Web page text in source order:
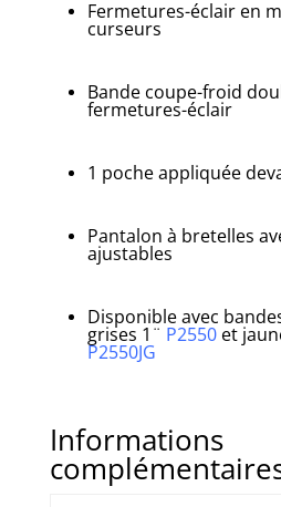
Fermetures-éclair en
curseurs
Bande coupe-froid
fermetures-éclair
1 poche appliquée
Pantalon à bretelles
ajustables
Disponible avec
grises 1¨ P2550 et
P2550JG
Informations